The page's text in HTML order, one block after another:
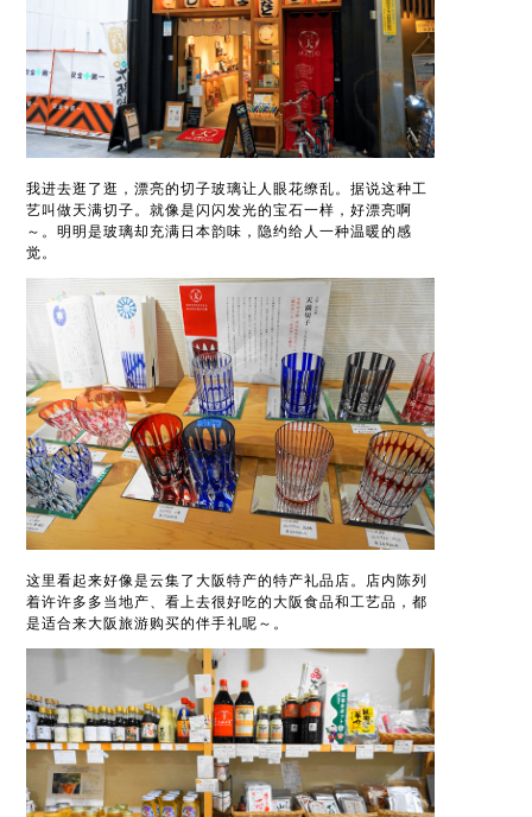
我进去逛了逛，漂亮的切子玻璃让人眼花缭乱。据说这种工
艺叫做天满切子。就像是闪闪发光的宝石一样，好漂亮啊
～。明明是玻璃却充满日本韵味，隐约给人一种温暖的感
觉。
这里看起来好像是云集了大阪特产的特产礼品店。店内陈列
着许许多多当地产、看上去很好吃的大阪食品和工艺品，都
是适合来大阪旅游购买的伴手礼呢～。